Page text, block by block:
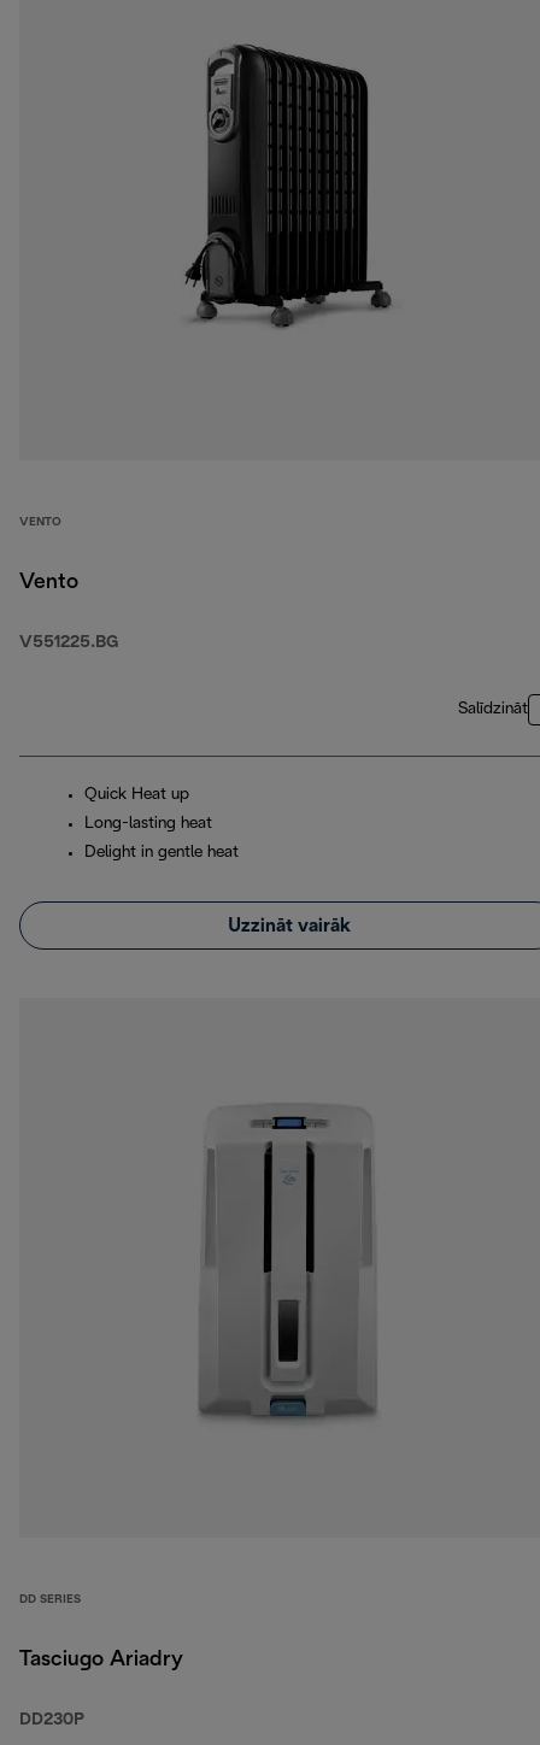
VENTO
Vento
V551225.BG
Salīdzināt
Quick Heat up
Long-lasting heat
Delight in gentle heat
Uzzināt vairāk
DD SERIES
Tasciugo Ariadry
DD230P